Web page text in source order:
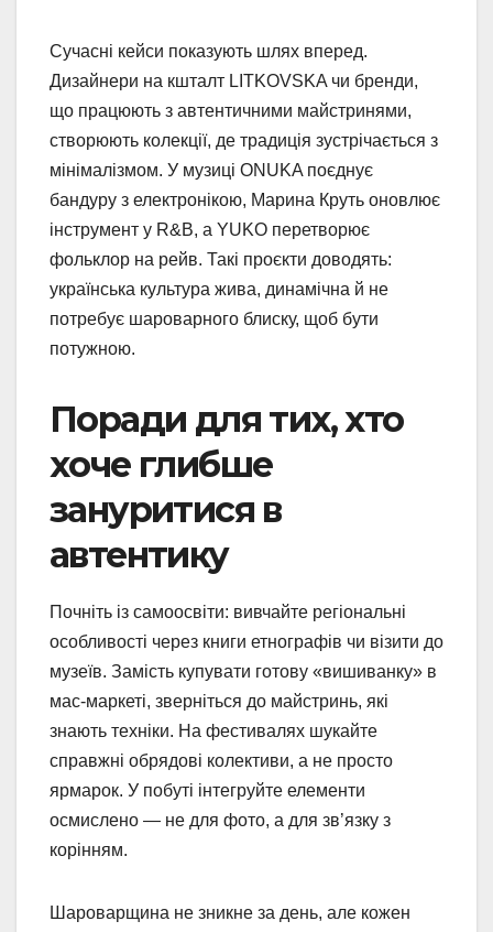
Сучасні кейси показують шлях вперед.
Дизайнери на кшталт LITKOVSKA чи бренди,
що працюють з автентичними майстринями,
створюють колекції, де традиція зустрічається з
мінімалізмом. У музиці ONUKA поєднує
бандуру з електронікою, Марина Круть оновлює
інструмент у R&B, а YUKO перетворює
фольклор на рейв. Такі проєкти доводять:
українська культура жива, динамічна й не
потребує шароварного блиску, щоб бути
потужною.
Поради для тих, хто
хоче глибше
зануритися в
автентику
Почніть із самоосвіти: вивчайте регіональні
особливості через книги етнографів чи візити до
музеїв. Замість купувати готову «вишиванку» в
мас-маркеті, зверніться до майстринь, які
знають техніки. На фестивалях шукайте
справжні обрядові колективи, а не просто
ярмарок. У побуті інтегруйте елементи
осмислено — не для фото, а для зв’язку з
корінням.
Шароварщина не зникне за день, але кожен